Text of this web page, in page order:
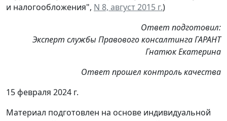
и налогообложения", N 8, август 2015 г.)
Ответ подготовил:
Эксперт службы Правового консалтинга ГАРАНТ
Гнатюк Екатерина
Ответ прошел контроль качества
15 февраля 2024 г.
Материал подготовлен на основе индивидуальной